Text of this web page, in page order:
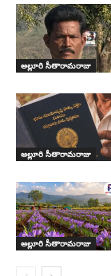
అల్లూరి సీతారామరాజు
అల్లూరి సీతారామరాజు
అల్లూరి సీతారామరాజు